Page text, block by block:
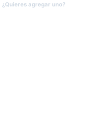
¿Quieres agregar uno?